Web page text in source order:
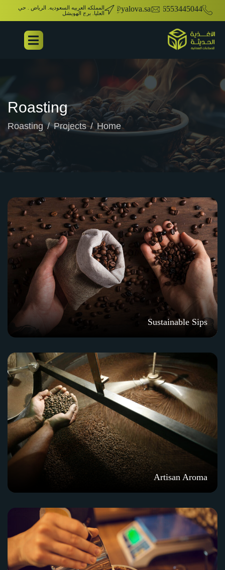
00966553445044
info@yalova.saالمملكه العربيه السعوديه. الرياض . حي
العليا. برج الهويشل
Roasting
Home
Projects
Roasting
Sustainable Sips
Artisan Aroma